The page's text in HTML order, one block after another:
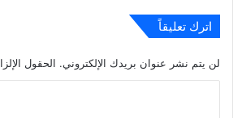
اترك تعليقاً
لن يتم نشر عنوان بريدك الإلكتروني. الحقول